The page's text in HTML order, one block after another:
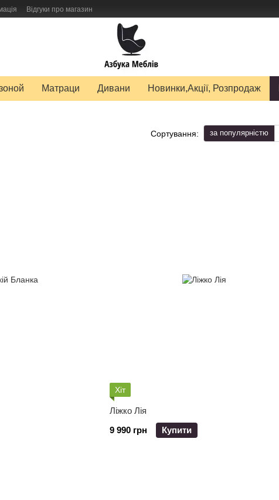
Відгуки про магазин
Матраци Дивани Новинки,Акції, Розпродаж
Сортування: за популярністю
Хіт
Ліжко Лія
9 990 грн
Купити